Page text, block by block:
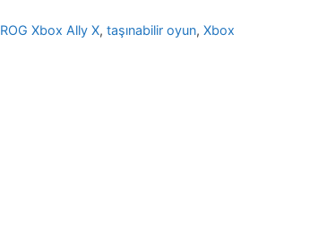
ROG Xbox Ally X,taşınabilir oyun,Xbox